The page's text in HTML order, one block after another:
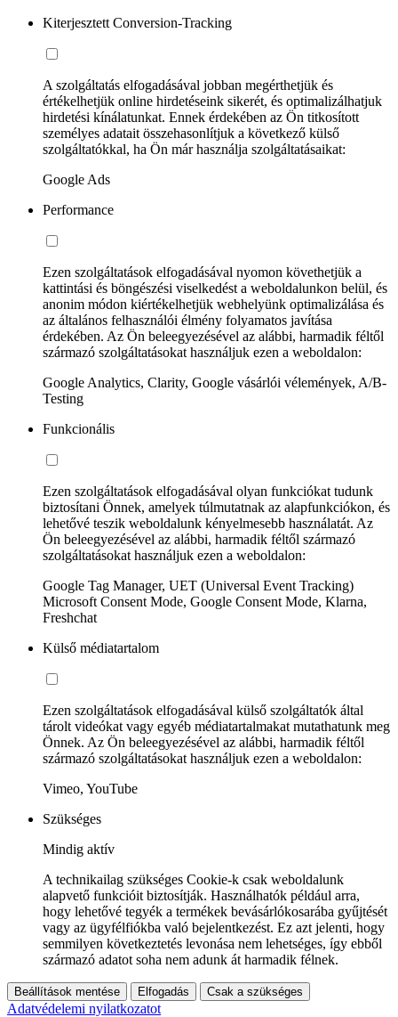
Kiterjesztett Conversion-Tracking
A szolgáltatás elfogadásával jobban megérthetjük és
értékelhetjük online hirdetéseink sikerét, és optimalizálhatjuk
hirdetési kínálatunkat. Ennek érdekében az Ön titkosított
személyes adatait összehasonlítjuk a következő külső
szolgáltatókkal, ha Ön már használja szolgáltatásaikat:
Google Ads
Performance
Ezen szolgáltatások elfogadásával nyomon követhetjük a
kattintási és böngészési viselkedést a weboldalunkon belül, és
anonim módon kiértékelhetjük webhelyünk optimalizálása és
az általános felhasználói élmény folyamatos javítása
érdekében. Az Ön beleegyezésével az alábbi, harmadik féltől
származó szolgáltatásokat használjuk ezen a weboldalon:
Google Analytics, Clarity, Google vásárlói vélemények, A/B-
Testing
Funkcionális
Ezen szolgáltatások elfogadásával olyan funkciókat tudunk
biztosítani Önnek, amelyek túlmutatnak az alapfunkciókon, és
lehetővé teszik weboldalunk kényelmesebb használatát. Az
Ön beleegyezésével az alábbi, harmadik féltől származó
szolgáltatásokat használjuk ezen a weboldalon:
Google Tag Manager, UET (Universal Event Tracking)
Microsoft Consent Mode, Google Consent Mode, Klarna,
Freshchat
Külső médiatartalom
Ezen szolgáltatások elfogadásával külső szolgáltatók által
tárolt videókat vagy egyéb médiatartalmakat mutathatunk meg
Önnek. Az Ön beleegyezésével az alábbi, harmadik féltől
származó szolgáltatásokat használjuk ezen a weboldalon:
Vimeo, YouTube
Szükséges
Mindig aktív
A technikailag szükséges Cookie-k csak weboldalunk
alapvető funkcióit biztosítják. Használhatók például arra,
hogy lehetővé tegyék a termékek bevásárlókosarába gyűjtését
vagy az ügyfélfiókba való bejelentkezést. Ez azt jelenti, hogy
semmilyen következtetés levonása nem lehetséges, így ebből
származó adatot soha nem adunk át harmadik félnek.
Beállítások mentése Elfogadás Csak a szükséges
Adatvédelemi nyilatkozatot